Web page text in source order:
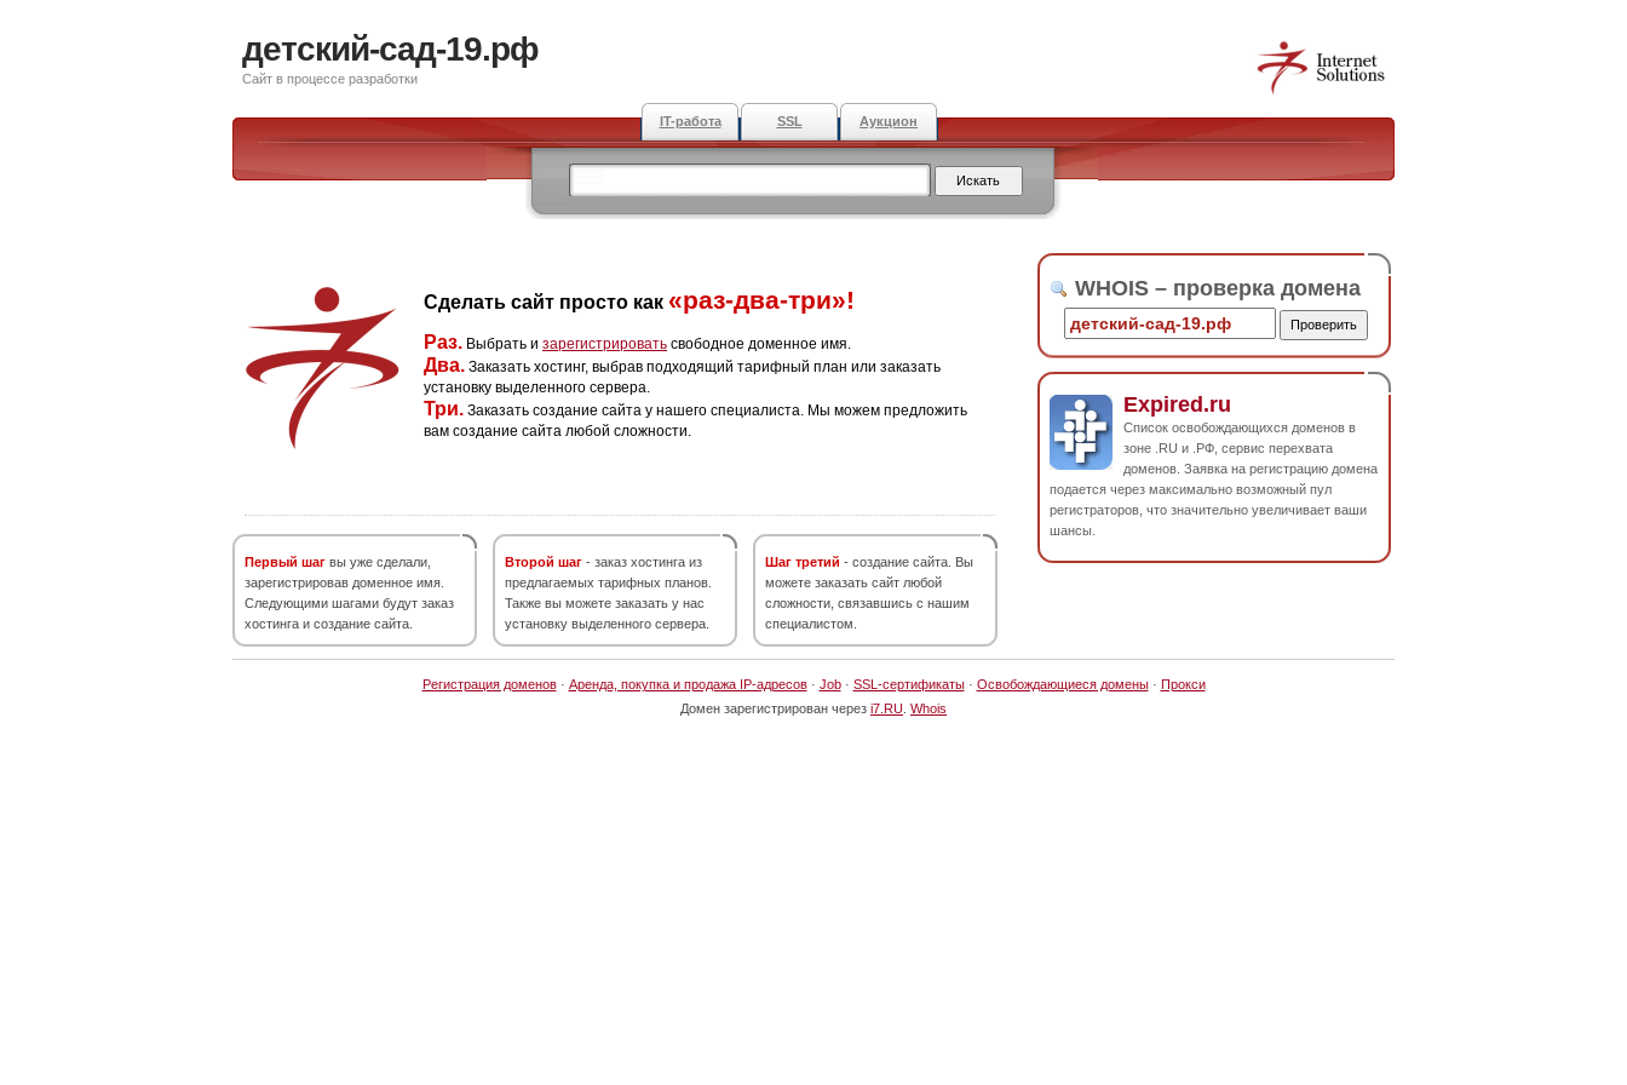
детский-сад-19.рф
Сайт в процессе разработки
IT-работа SSL Аукцион
Сделать сайт просто как «раз-два-три»!
Раз. Выбрать и зарегистрировать свободное доменное имя.
Два. Заказать хостинг, выбрав подходящий тарифный план или заказать
установку выделенного сервера.
Три. Заказать создание сайта у нашего специалиста. Мы можем предложить
вам создание сайта любой сложности.
Первый шаг вы уже сделали,
зарегистрировав доменное имя.
Следующими шагами будут заказ
хостинга и создание сайта.
Второй шаг - заказ хостинга из
предлагаемых тарифных планов.
Также вы можете заказать у нас
установку выделенного сервера.
Шаг третий - создание сайта. Вы
можете заказать сайт любой
сложности, связавшись с нашим
специалистом.
WHOIS – проверка домена
Expired.ru
Список освобождающихся доменов в
зоне .RU и .РФ, сервис перехвата
доменов. Заявка на регистрацию домена
подается через максимально возможный пул
регистраторов, что значительно увеличивает ваши
шансы.
Регистрация доменов· Аренда, покупка и продажа IP-адресов· Job· SSL-сертификаты· Освобождающиеся домены· Прокси
Домен зарегистрирован через i7.RU Whois